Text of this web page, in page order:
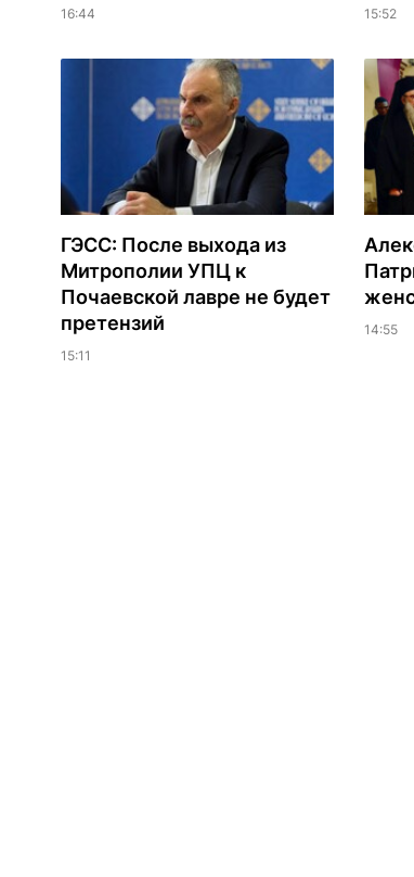
16:44 15:52
ГЭСС: После выхода из
Митрополии УПЦ к
Почаевской лавре не будет
претензий
15:11
14:55